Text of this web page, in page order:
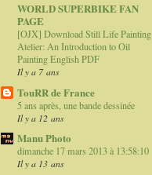
WORLD SUPERBIKE FAN
PAGE
[OJX] Download Still Life Painting
Atelier: An Introduction to Oil
Painting English PDF
Il y a 7 ans
TouRR de France
5 ans après, une bande dessinée
Il y a 12 ans
Manu Photo
dimanche 17 mars 2013 à 13:58:10
Il y a 13 ans